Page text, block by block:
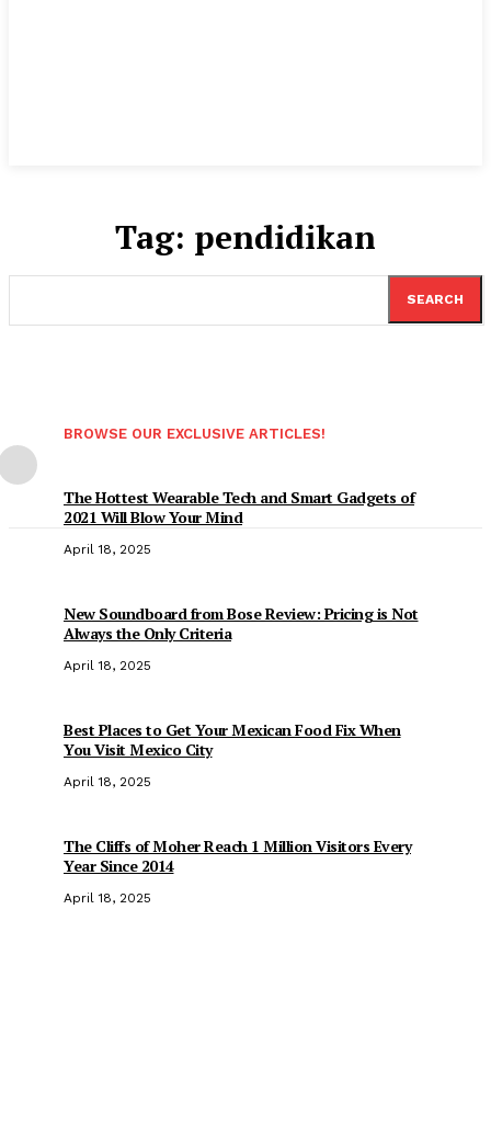
Tag: pendidikan
SEARCH
BROWSE OUR EXCLUSIVE ARTICLES!
The Hottest Wearable Tech and Smart Gadgets of
2021 Will Blow Your Mind
April 18, 2025
New Soundboard from Bose Review: Pricing is Not
Always the Only Criteria
April 18, 2025
Best Places to Get Your Mexican Food Fix When
You Visit Mexico City
April 18, 2025
The Cliffs of Moher Reach 1 Million Visitors Every
Year Since 2014
April 18, 2025